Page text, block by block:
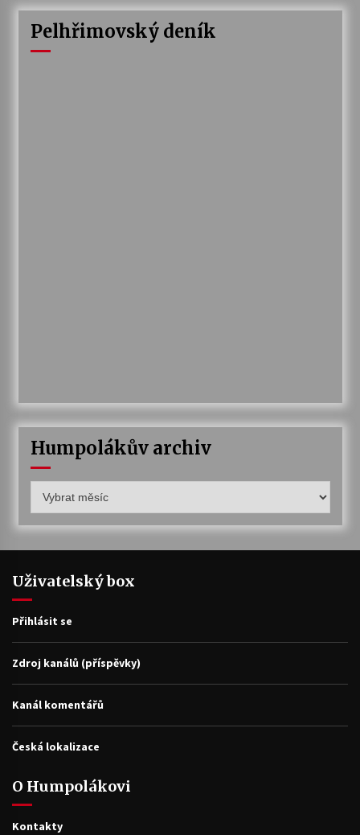
Pelhřimovský deník
Humpolákův archiv
archiv
Uživatelský box
Přihlásit se
Zdroj kanálů (příspěvky)
Kanál komentářů
Česká lokalizace
O Humpolákovi
Kontakty